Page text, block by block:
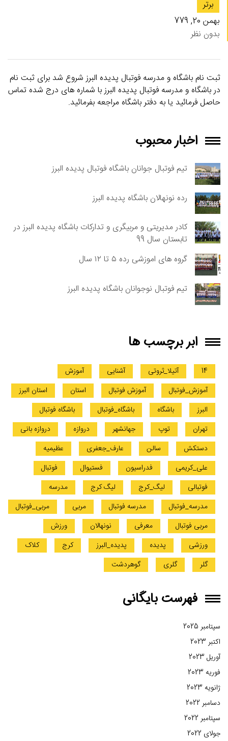
برتر
بهمن 20, 779
بدون نظر
ثبت نام باشگاه و مدرسه فوتبال پدیده البرز شروع شد برای ثبت نام
در باشگاه و مدرسه فوتبال پدیده البرز با شماره های درج شده تماس
حاصل فرمائید یا به دفتر باشگاه مراجعه بفرمائید.
اخبار محبوب
تیم فوتبال جوانان باشگاه فوتبال پدیده البرز
رده نونهالان باشگاه پدیده البرز
کادر مدیریتی و مربیگری و تدارکات باشگاه پدیده البرز در
تابستان سال 99
گروه های اموزشی رده ۵ تا ۱۲ سال
تیم فوتبال نوجوانان باشگاه پدیده البرز
ابر برچسب ها
14 آتیلا_ثروتی آشنایی
آموزش
آموزش_فوتبال
آموزش فوتبال استان
استان البرز
البرز
باشگاه باشگاه_فوتبال
باشگاه فوتبال
تهران
توپ جهانشهر دروازه
دروازه بانی
دستکش
سالن عارف_جعفری
عظیمیه
علی_کریمی
فدراسیون فستیوال
فوتبال
فوتبالی
لیگ_کرج لیگ کرج
مدرسه
مدرسه_فوتبال
مدرسه فوتبال مربی
مربی_فوتبال
مربی فوتبال
معرفی نونهالان
ورزش
ورزشی
پدیده پدیده_البرز کرج
کلاک
گلر
گلری گوهردشت
فهرست بایگانی
سپتامبر 2025
اکتبر 2023
آوریل 2023
فوریه 2023
ژانویه 2023
دسامبر 2022
سپتامبر 2022
جولای 2022